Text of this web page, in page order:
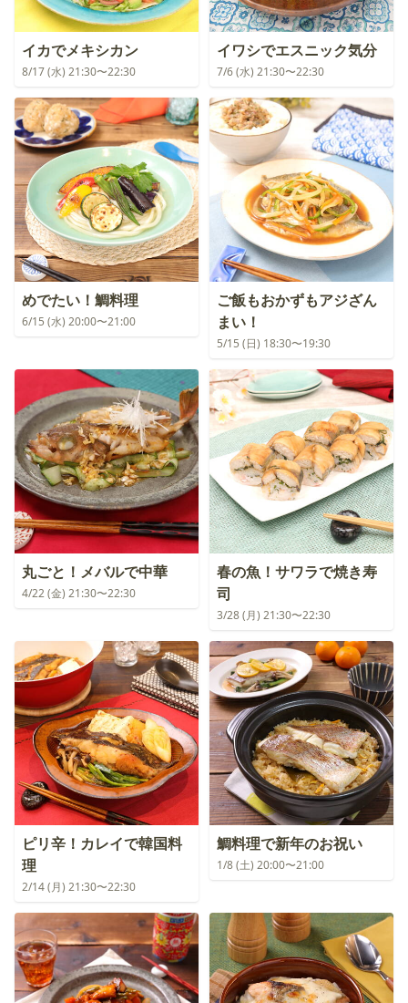
イカでメキシカン
8/17 (水) 21:30〜22:30
イワシでエスニック気分
7/6 (水) 21:30〜22:30
めでたい！鯛料理
6/15 (水) 20:00〜21:00
ご飯もおかずもアジざん
まい！
5/15 (日) 18:30〜19:30
丸ごと！メバルで中華
4/22 (金) 21:30〜22:30
春の魚！サワラで焼き寿
司
3/28 (月) 21:30〜22:30
ピリ辛！カレイで韓国料
理
2/14 (月) 21:30〜22:30
鯛料理で新年のお祝い
1/8 (土) 20:00〜21:00